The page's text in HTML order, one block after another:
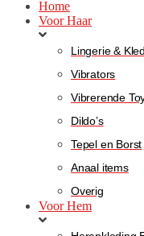
Home
Voor Haar
Lingerie &
Vibrators
Vibrerende
Dildo’s
Tepel en Borst
Anaal items
Overig
Voor Hem